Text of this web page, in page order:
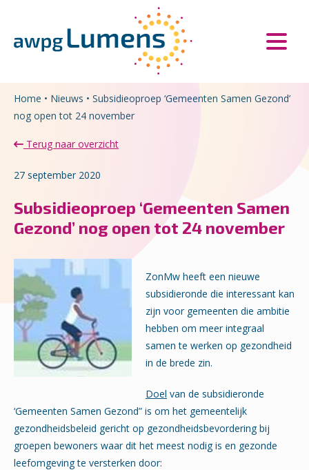
Home • Nieuws • Subsidieoproep ‘Gemeenten Samen Gezond’
nog open tot 24 november
Terug naar overzicht
27 september 2020
Subsidieoproep ‘Gemeenten Samen
Gezond’ nog open tot 24 november
ZonMw heeft een nieuwe
subsidieronde die interessant kan
zijn voor gemeenten die ambitie
hebben om meer integraal
samen te werken op gezondheid
in de brede zin.
Doel van de subsidieronde
‘Gemeenten Samen Gezond” is om het gemeentelijk
gezondheidsbeleid gericht op gezondheidsbevordering bij
groepen bewoners waar dit het meest nodig is en gezonde
leefomgeving te versterken door: